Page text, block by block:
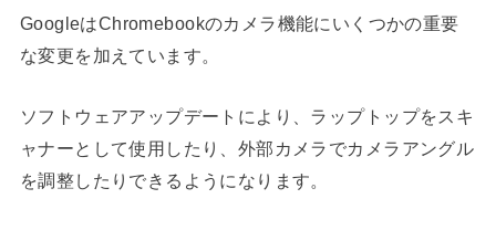
GoogleはChromebookのカメラ機能に いくつかの重要
な変更を加えています。
ソフトウェアアップデートにより、ラップトップをスキ
ャナーとして使用したり、外部カメラでカメラアングル
を調整したりできるようになります。